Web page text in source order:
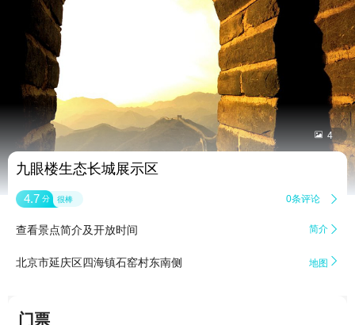
 4
九眼楼生态长城展示区
4.7 分 很棒 0条评论 
查看景点简介及开放时间 简介 
北京市延庆区四海镇石窑村东南侧 地图 
门票